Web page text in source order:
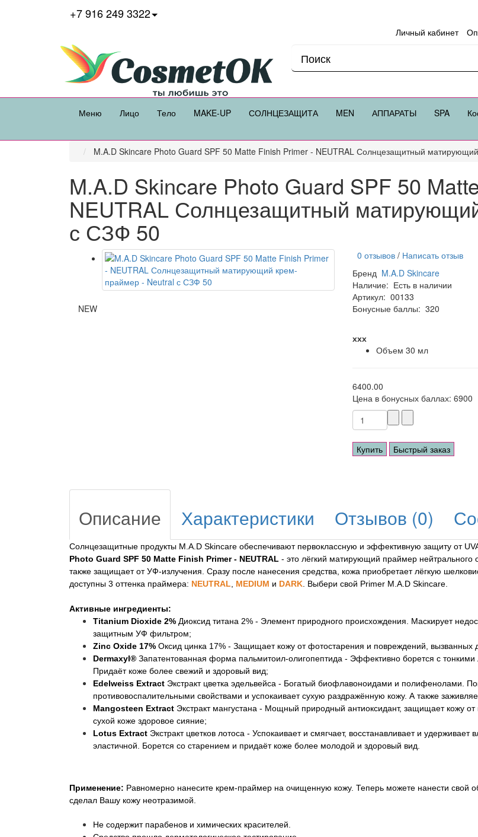
+7 916 249 3322
Личный кабинет
Меню Лицо Тело MAKE-UP СОЛНЦЕЗАЩИТА MEN АППАРАТЫ SPA
M.A.D Skincare Photo Guard SPF 50 Matte Finish Primer - NEUTRAL Солнцезащитный
M.A.D Skincare Photo Guard SPF 50
NEUTRAL Солнцезащитный
с СЗФ 50
NEW
0 отзывов / Написать отзыв
Бренд M.A.D Skincare
Наличие: Есть в наличии
Артикул: 00133
Бонусные баллы: 320
ххх
Объем 30 мл
6400.00
Цена в бонусных баллах: 6900
Купить Быстрый заказ
Описание Характеристики Отзывов (0)
Солнцезащитные продукты M.A.D Skincare обеспечивают первоклассную и эффективную защиту от
Photo Guard SPF 50 Matte Finish Primer - NEUTRAL - это лёгкий матирующий праймер нейтрального
также защищает от УФ-излучения. Сразу после нанесения средства, кожа приобретает лёгкую
доступны 3 оттенка праймера: NEUTRAL, MEDIUM и DARK. Выбери свой Primer M.A.D Skincare.
Активные ингредиенты:
Titanium Dioxide 2% Диоксид титана 2% - Элемент природного происхождения. Маскирует
защитным УФ фильтром;
Zinc Oxide 17% Оксид цинка 17% - Защищает кожу от фотостарения и повреждений, вызванных
Dermaxyl® Запатентованная форма пальмитоил-олигопептида - Эффективно борется с
Придаёт коже более свежий и здоровый вид;
Edelweiss Extract Экстракт цветка эдельвейса - Богатый биофлавоноидами и полифенолами.
противовоспалительными свойствами и успокаивает сухую раздражённую кожу. А также
Mangosteen Extract Экстракт мангустана - Мощный природный антиоксидант, защищает кожу
сухой коже здоровое сияние;
Lotus Extract Экстракт цветков лотоса - Успокаивает и смягчает, восстанавливает и
эластичной. Борется со старением и придаёт коже более молодой и здоровый вид.
Применение: Равномерно нанесите крем-праймер на очищенную кожу. Теперь можете нанести свой
сделал Вашу кожу неотразимой.
Не содержит парабенов и химических красителей.